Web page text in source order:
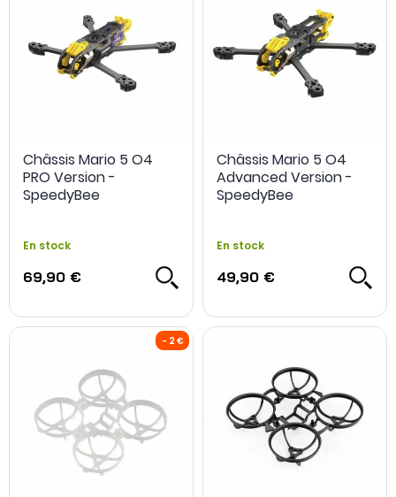
Châssis Mario 5 O4
PRO Version -
SpeedyBee
En stock
69,90 €
Châssis Mario 5 O4
Advanced Version -
SpeedyBee
En stock
49,90 €